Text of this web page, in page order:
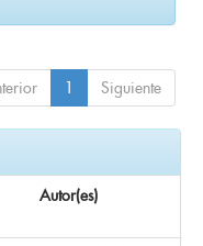
1 Siguiente
Autor(es)